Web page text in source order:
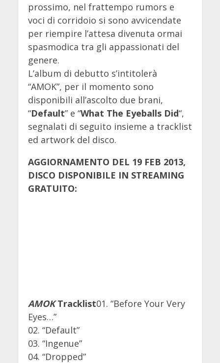
prossimo, nel frattempo rumors e
voci di corridoio si sono avvicendate
per riempire l’attesa divenuta ormai
spasmodica tra gli appassionati del
genere.
L’album di debutto s’intitolerà
“AMOK”, per il momento sono
disponibili all’ascolto due brani,
“Default” e “What The Eyeballs Did“,
segnalati di seguito insieme a tracklist
ed artwork del disco.
AGGIORNAMENTO DEL 19 FEB 2013,
DISCO DISPONIBILE IN STREAMING
GRATUITO:
AMOKTracklist01. “Before Your Very
Eyes…”
02. “Default”
03. “Ingenue”
04. “Dropped”